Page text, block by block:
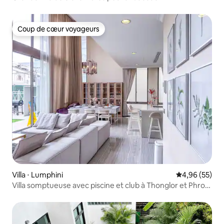
de vacances idéal. BBQ possible (barbecue)
Coup de cœur voyageurs
Coup de cœur voyageurs
Villa ⋅ Lumphini Évaluation
4,96 (55)
Villa somptueuse avec piscine et club à Thonglor et Phrom